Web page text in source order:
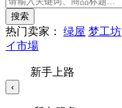
搜索
热门卖家： 绿屋 梦工坊
イ市場
新手上路
‹